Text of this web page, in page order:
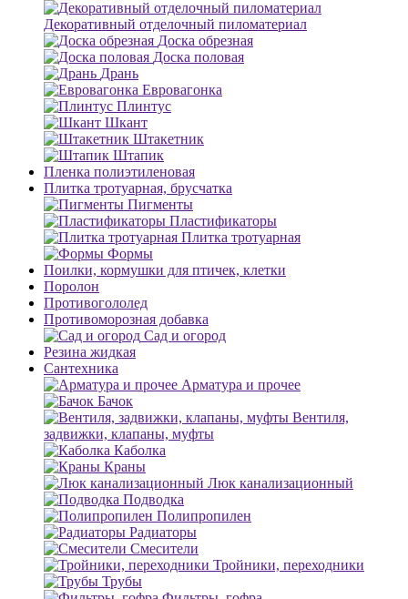
Декоративный отделочный пиломатериал
Доска обрезная
Доска половая
Дрань
Евровагонка
Плинтус
Шкант
Штакетник
Штапик
Пленка полиэтиленовая
Плитка тротуарная, брусчатка
Пигменты
Пластификаторы
Плитка тротуарная
Формы
Поилки, кормушки для птичек, клетки
Поролон
Противогололед
Противоморозная добавка
Сад и огород
Резина жидкая
Сантехника
Арматура и прочее
Бачок
Вентиля,
задвижки, клапаны, муфты
Каболка
Краны
Люк канализационный
Подводка
Полипропилен
Радиаторы
Смесители
Тройники, переходники
Трубы